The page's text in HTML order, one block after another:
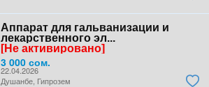
Аппарат для гальванизации и
лекарственного эл...
[Не активировано]
3 000 сом.
22.04.2026
Душанбе, Гипрозем